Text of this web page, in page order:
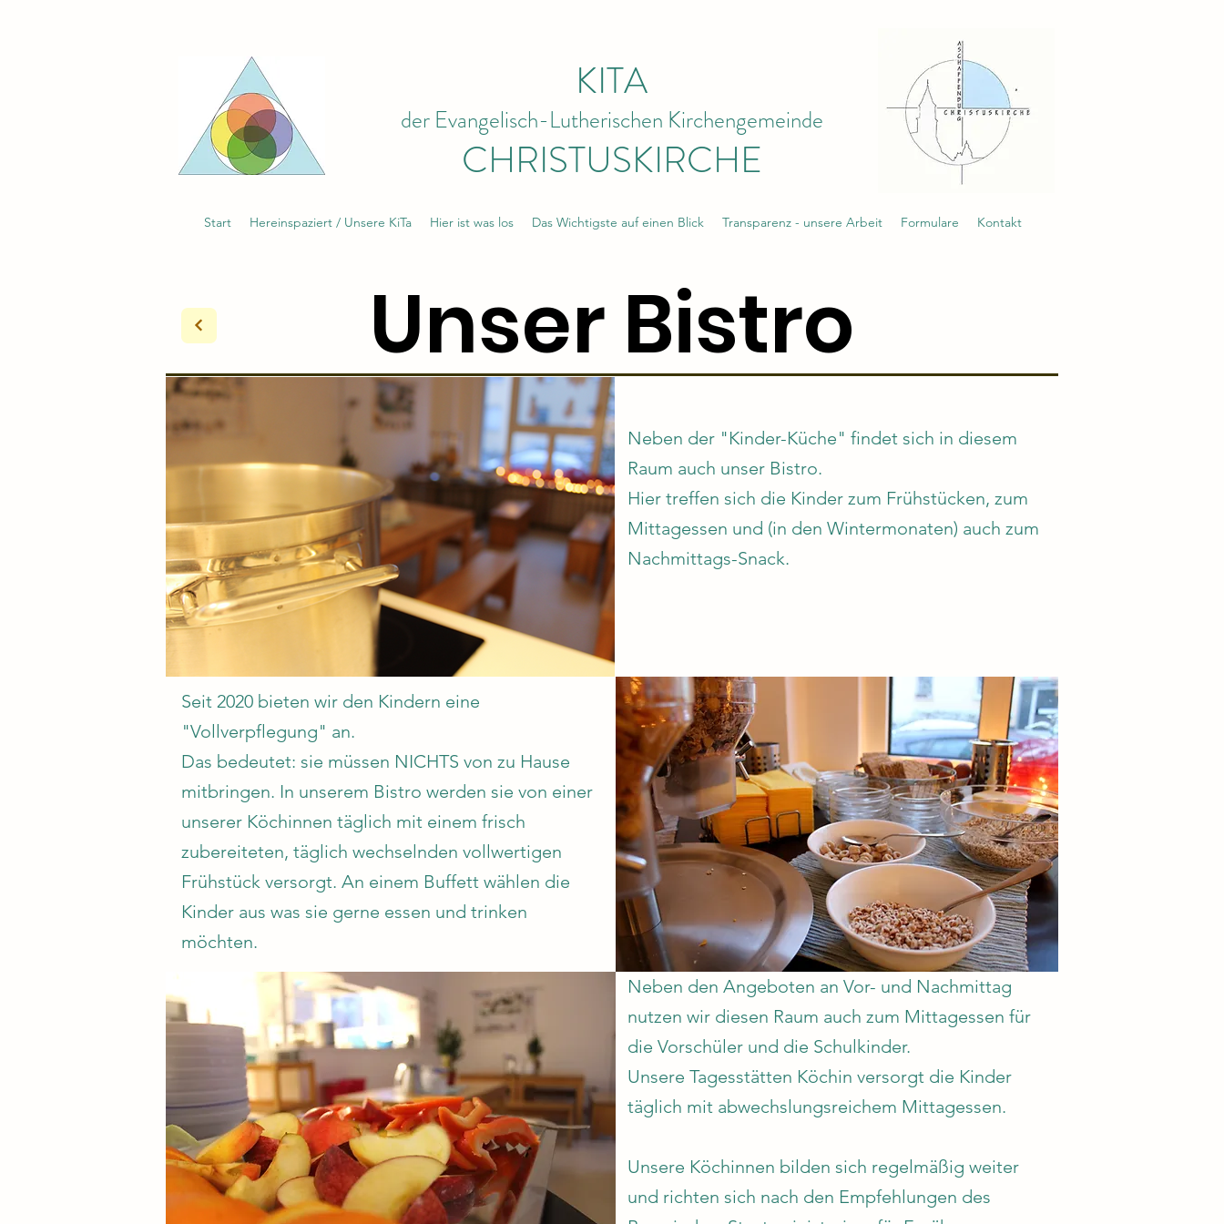
Start Hereinspaziert / Unsere KiTa Hier ist was los Das Wichtigste auf einen Blick Transparenz - unsere Arbeit Formulare Kontakt
KITA
der Evangelisch-Lutherischen Kirchengemeinde
CHRISTUSKIRCHE
Unser Bistro
Neben der "Kinder-Küche" findet sich in diesem
Raum auch unser Bistro.
Hier treffen sich die Kinder zum Frühstücken, zum
Mittagessen und (in den Wintermonaten) auch zum
Nachmittags-Snack.
Seit 2020 bieten wir den Kindern eine
"Vollverpflegung" an.
Das bedeutet: sie müssen NICHTS von zu Hause
mitbringen. In unserem Bistro werden sie von einer
unserer Köchinnen täglich mit einem frisch
zubereiteten, täglich wechselnden vollwertigen
Frühstück versorgt. An einem Buffett wählen die
Kinder aus was sie gerne essen und trinken
möchten.
Neben den Angeboten an Vor- und Nachmittag
nutzen wir diesen Raum auch zum Mittagessen für
die Vorschüler und die Schulkinder.
Unsere Tagesstätten Köchin versorgt die Kinder
täglich mit abwechslungsreichem Mittagessen.
Unsere Köchinnen bilden sich regelmäßig weiter
und richten sich nach den Empfehlungen des